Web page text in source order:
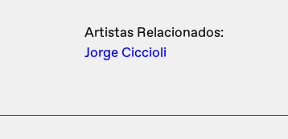
Artistas Relacionados:
Jorge Ciccioli